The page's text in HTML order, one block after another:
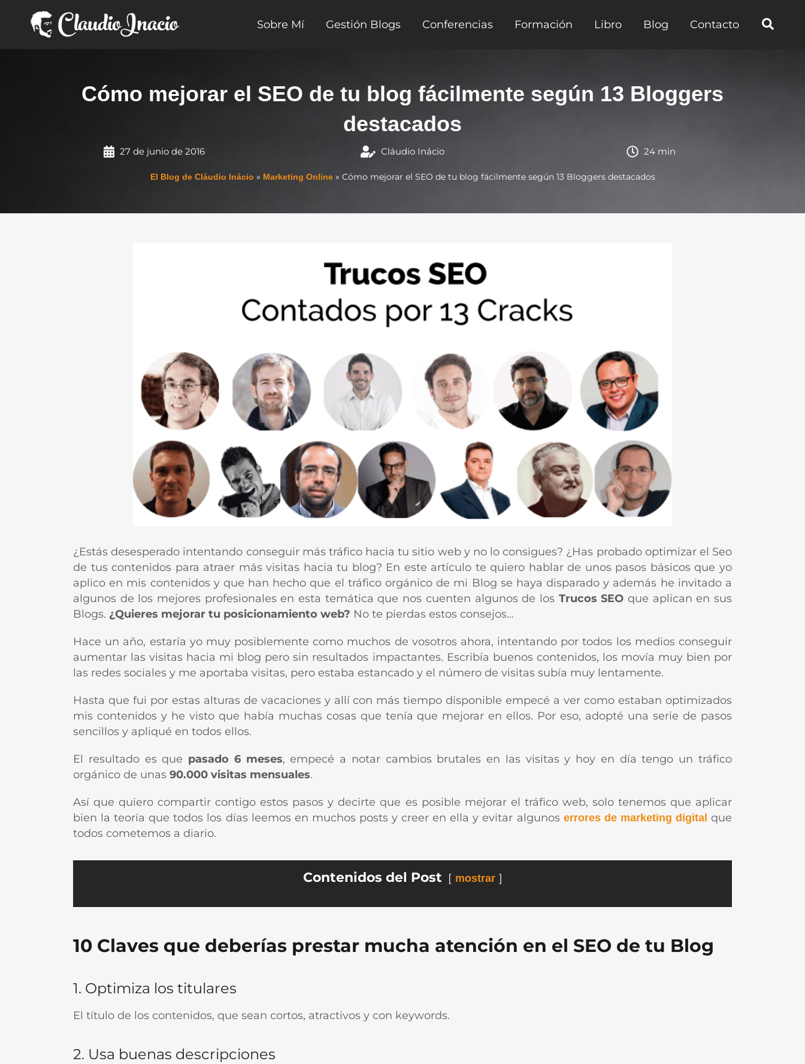
contenido
Sobre Mí Gestión Blogs Conferencias Formación Libro Blog Contacto
Cómo mejorar el SEO de tu blog fácilmente según 13 Bloggers
destacados
27 de junio de 2016 Cláudio Inácio 24 min
El Blog de Cláudio Inácio » Marketing Online» Cómo mejorar el SEO de tu blog fácilmente según 13 Bloggers destacados
¿Estás desesperado intentando conseguir más tráfico hacia tu sitio web y no lo consigues? ¿Has probado optimizar el Seo
de tus contenidos para atraer más visitas hacia tu blog? En este artículo te quiero hablar de unos pasos básicos que yo
aplico en mis contenidos y que han hecho que el tráfico orgánico de mi Blog se haya disparado y además he invitado a
algunos de los mejores profesionales en esta temática que nos cuenten algunos de los Trucos SEO que aplican en sus
Blogs. ¿Quieres mejorar tu posicionamiento web? No te pierdas estos consejos…
Hace un año, estaría yo muy posiblemente como muchos de vosotros ahora, intentando por todos los medios conseguir
aumentar las visitas hacia mi blog pero sin resultados impactantes. Escribía buenos contenidos, los movía muy bien por
las redes sociales y me aportaba visitas, pero estaba estancado y el número de visitas subía muy lentamente.
Hasta que fui por estas alturas de vacaciones y allí con más tiempo disponible empecé a ver como estaban optimizados
mis contenidos y he visto que había muchas cosas que tenía que mejorar en ellos. Por eso, adopté una serie de pasos
sencillos y apliqué en todos ellos.
El resultado es que pasado 6 meses, empecé a notar cambios brutales en las visitas y hoy en día tengo un tráfico
orgánico de unas 90.000 visitas mensuales.
Así que quiero compartir contigo estos pasos y decirte que es posible mejorar el tráfico web, solo tenemos que aplicar
bien la teoría que todos los días leemos en muchos posts y creer en ella y evitar algunos errores de marketing digital que
todos cometemos a diario.
Contenidos del Post mostrar
10 Claves que deberías prestar mucha atención en el SEO de tu Blog
1. Optimiza los titulares
El título de los contenidos, que sean cortos, atractivos y con keywords.
2. Usa buenas descripciones